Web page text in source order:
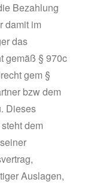
Bezahlung
damit im
das
gemäß § 970c
gem §
bzw dem
Dieses
dem
Auslagen,